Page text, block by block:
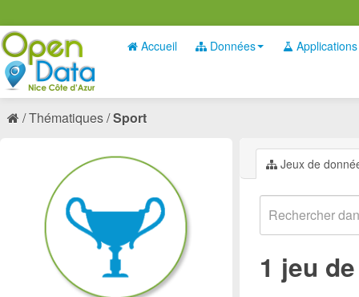
Accueil Données Applications
Thématiques Sport
Jeux de
1 jeu